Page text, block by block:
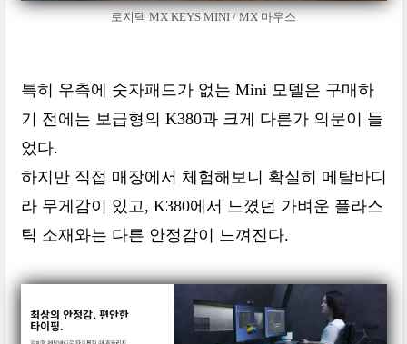
로지텍 MX KEYS MINI / MX 마우스
특히 우측에 숫자패드가 없는 Mini 모델은 구매하
기 전에는 보급형의 K380과 크게 다른가 의문이 들
었다.
하지만 직접 매장에서 체험해보니 확실히 메탈바디
라 무게감이 있고, K380에서 느꼈던 가벼운 플라스
틱 소재와는 다른 안정감이 느껴진다.